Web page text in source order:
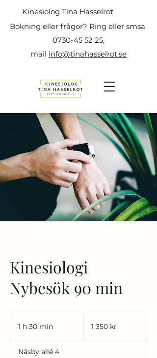
Bokning eller frågor? Ring eller smsa
0730-45 52 25,
mail info@tinahasselrot.se
Kinesiolog Tina Hasselrot
Kinesiologi
Nybesök 90 min
1 h 30 min
m
kronor1 350 kr
Näsby allé 4